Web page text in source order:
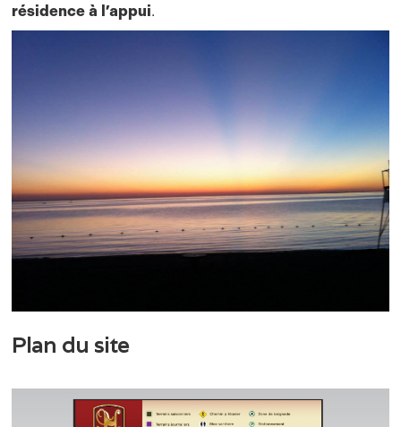
résidence à l’appui.
Plan du site